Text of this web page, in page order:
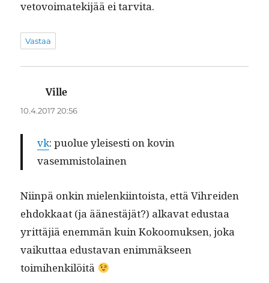
vetovoi­matek­i­jää ei tarvita.
Vastaa
Ville
10.4.2017 20:56
vk: puolue yleis­es­ti on kovin
vasemmistolainen
Niin­pä onkin mie­lenki­in­toista, että Vihrei­den
ehdokkaat (ja äänestäjät?) alka­vat edus­taa
yrit­täjiä enem­män kuin Kokoomuk­sen, joka
vaikut­taa edus­ta­van enim­mäk­seen
toimihenkilöitä